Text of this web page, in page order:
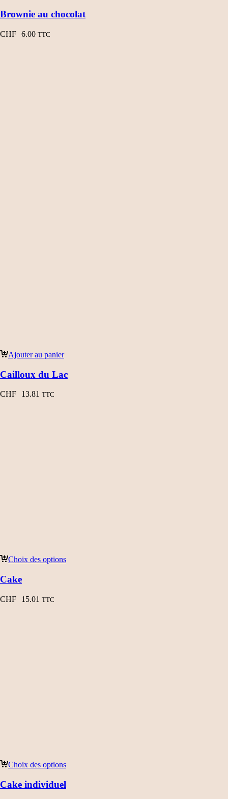
Brownie au chocolat
CHF 6.00 TTC
Ajouter au panier
Cailloux du Lac
CHF 13.81 TTC
Choix des options
Cake
CHF 15.01 TTC
Choix des options
Cake individuel